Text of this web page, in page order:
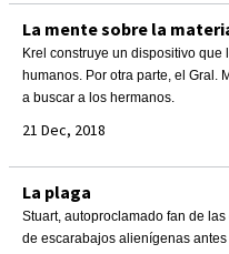
La mente sobre la
Krel construye un dispositivo
humanos. Por otra parte, el Gral.
a buscar a los hermanos.
21 Dec, 2018
La plaga
Stuart, autoproclamado fan de
de escarabajos alienígenas